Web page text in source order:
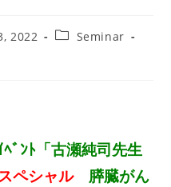
2022
PostSeminar
ﾞﾝﾄ「古瀬純司先生
ペシャル膵臓がん